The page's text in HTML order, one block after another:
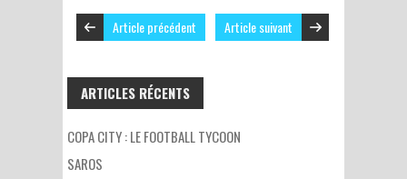
Article précédent Article suivant
ARTICLES RÉCENTS
COPA CITY : LE FOOTBALL TYCOON
SAROS